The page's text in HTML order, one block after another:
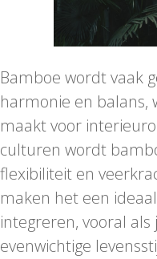
Bamboe wordt vaak
harmonie en balans,
maakt voor
culturen wordt
flexibiliteit en
maken het een
integreren, vooral
evenwichtige